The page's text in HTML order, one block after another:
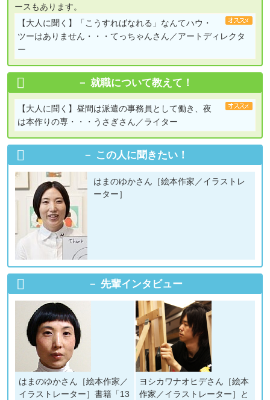
ースもあります。
【大人に聞く】
「こうすればなれる」なんてハウ・
ツーはありません・・・てっちゃんさん／アートディレクタ
ー
就職について教えて！
【大人に聞く】 昼間は派遣の事務員として働き、夜
は本作りの専・・・うさぎさん／ライター
この人に聞きたい！
はまのゆかさん［絵本作家／イラストレ
ーター］
先輩インタビュー
はまのゆかさん［絵本作家／
イラストレーター］書籍「13
ヨシカワナオヒデさん［絵本
作家／イラストレーター］と